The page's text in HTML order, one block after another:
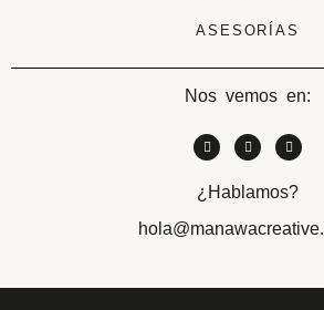
ASESORÍAS
Nos vemos en:
¿Hablamos?